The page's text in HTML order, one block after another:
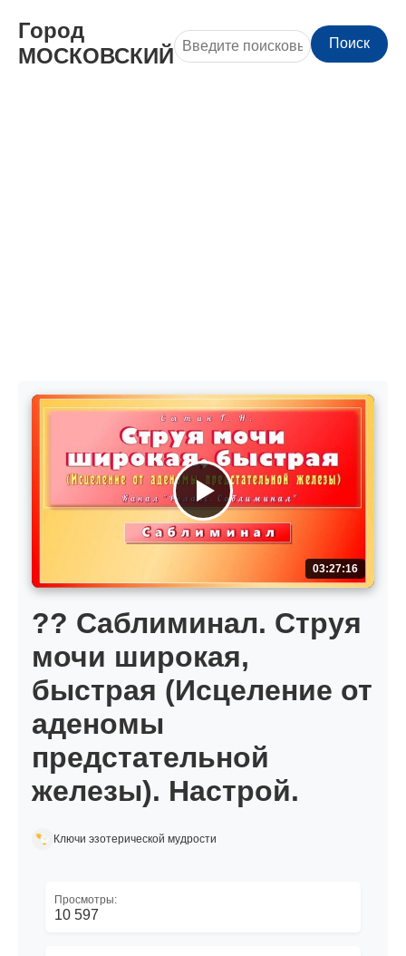
Город
МОСКОВСКИЙ
Поиск
03:27:16
?? Саблиминал. Струя
мочи широкая,
быстрая (Исцеление от
аденомы
предстательной
железы). Настрой.
Ключи эзотерической мудрости
Просмотры:
10 597